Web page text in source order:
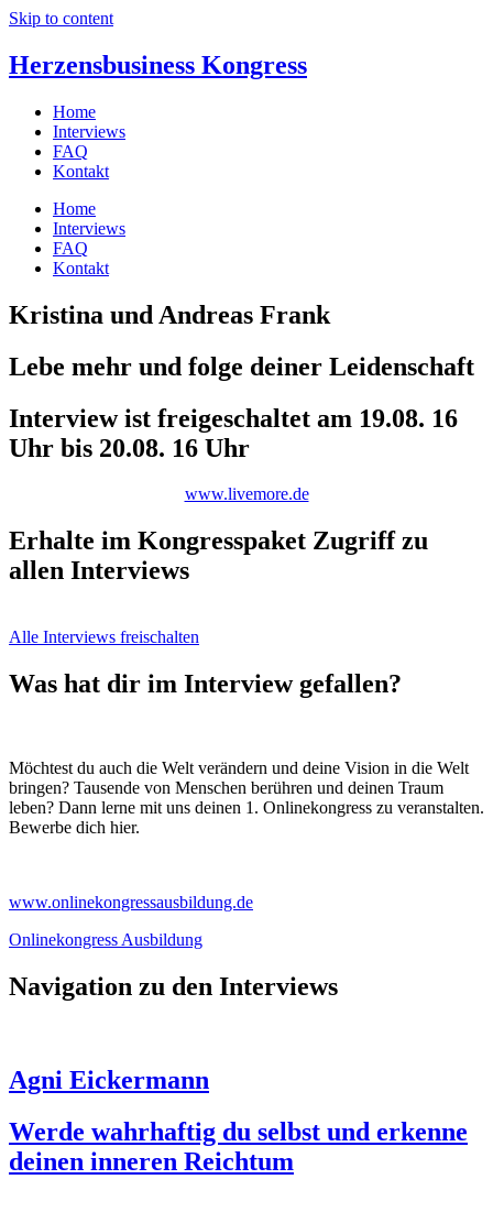
Skip to content
Herzensbusiness Kongress
Home
Interviews
FAQ
Kontakt
Home
Interviews
FAQ
Kontakt
Kristina und Andreas Frank
Lebe mehr und folge deiner Leidenschaft
Interview ist freigeschaltet am 19.08. 16
Uhr bis 20.08. 16 Uhr
www.livemore.de
Erhalte im Kongresspaket Zugriff zu
allen Interviews
Alle Interviews freischalten
Was hat dir im Interview gefallen?
Möchtest du auch die Welt verändern und deine Vision in die Welt
bringen? Tausende von Menschen berühren und deinen Traum
leben? Dann lerne mit uns deinen 1. Onlinekongress zu veranstalten.
Bewerbe dich hier.
www.onlinekongressausbildung.de
Onlinekongress Ausbildung
Navigation zu den Interviews
Agni Eickermann
Werde wahrhaftig du selbst und erkenne
deinen inneren Reichtum